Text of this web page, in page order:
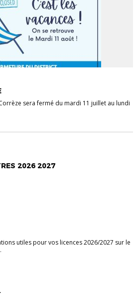
sera fermé du mardi 11 juillet au lundi
2026 2027
utiles pour vos licences 2026/2027 sur le